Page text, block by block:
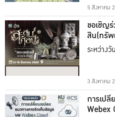
5 สิงหาคม
ขอเชิญ
สิน(ทรั
ระหว่าง
3 สิงหาคม
การเป
Webex